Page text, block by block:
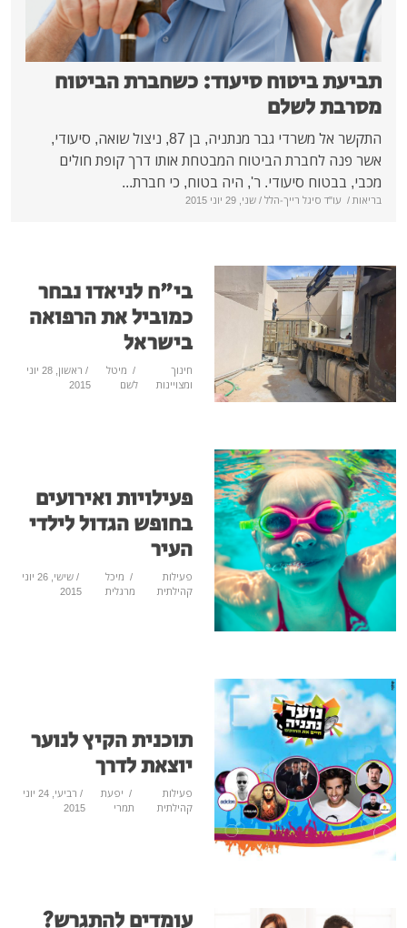
סיעוד: כשחברת הביטוח
התקשר אל משרדי גבר מנתניה, בן 87, ניצול שואה, סיעודי,
הביטוח המבטחת אותו דרך קופת חולים
ר', היה בטוח, כי חברת...
הלל/ שני, 29 יוני 2015
בי"ח לניאדו נבחר
כמוביל את הרפואה
בישראל
חינוך
ומצויינות
/מיטל
לשם
/ ראשון, 28 יוני
2015
פעילויות ואירועים
בחופש הגדול לילדי
העיר
פעילות
קהילתית
/מיכל
מרגלית
/ שישי, 26 יוני
2015
תוכנית הקיץ לנוער
יוצאת לדרך
פעילות
קהילתית
/יפעת
תמרי
2015
עומדים להתגרש?